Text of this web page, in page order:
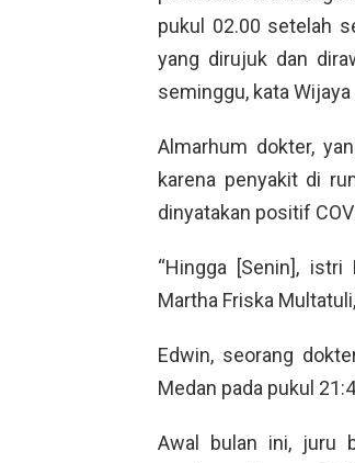
pukul 02.00 setelah
yang dirujuk dan
seminggu, kata
Almarhum dokter,
karena penyakit di
dinyatakan positif
“Hingga [Senin],
Martha Friska
Edwin, seorang
Medan pada pukul
Awal bulan ini, juru